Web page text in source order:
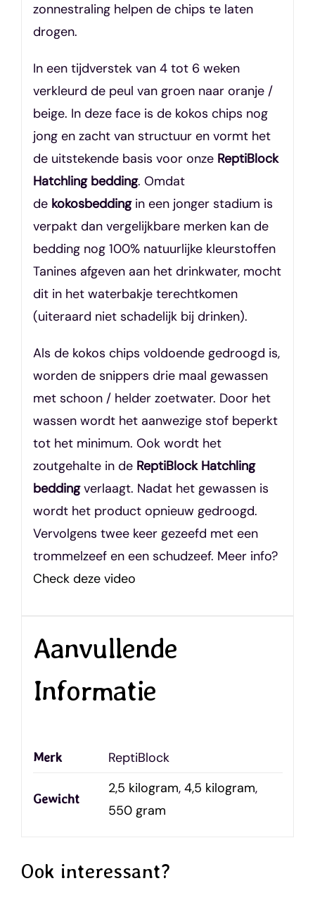
zonnestraling helpen de chips te laten
drogen.
In een tijdverstek van 4 tot 6 weken
verkleurd de peul van groen naar oranje /
beige. In deze face is de kokos chips nog
jong en zacht van structuur en vormt het
de uitstekende basis voor onze ReptiBlock
Hatchling bedding. Omdat
de kokosbedding in een jonger stadium is
verpakt dan vergelijkbare merken kan de
bedding nog 100% natuurlijke kleurstoffen
Tanines afgeven aan het drinkwater, mocht
dit in het waterbakje terechtkomen
(uiteraard niet schadelijk bij drinken).
Als de kokos chips voldoende gedroogd is,
worden de snippers drie maal gewassen
met schoon / helder zoetwater. Door het
wassen wordt het aanwezige stof beperkt
tot het minimum. Ook wordt het
zoutgehalte in de ReptiBlock Hatchling
beddingverlaagt. Nadat het gewassen is
wordt het product opnieuw gedroogd.
Vervolgens twee keer gezeefd met een
trommelzeef en een schudzeef. Meer info?
Check deze video
Aanvullende
Informatie
Merk ReptiBlock
Gewicht
2,5 kilogram, 4,5 kilogram,
550 gram
Ook interessant?